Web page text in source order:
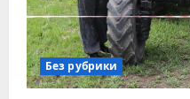
з
а Без рубрики